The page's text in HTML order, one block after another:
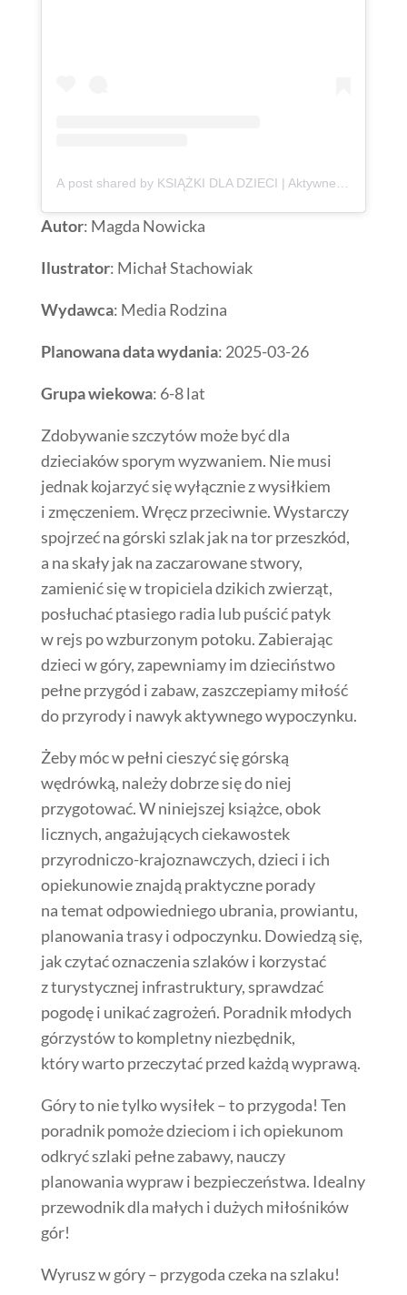
A post shared by KSIĄŻKI DLA DZIECI | Aktywne Czytanie | Anna Jankowska (@ksiazki_aktywneczytanie)
Autor: Magda Nowicka
Ilustrator: Michał Stachowiak
Wydawca: Media Rodzina
Planowana data wydania: 2025-03-26
Grupa wiekowa: 6-8 lat
Zdobywanie szczytów może być dla
dzieciaków sporym wyzwaniem. Nie musi
jednak kojarzyć się wyłącznie z wysiłkiem
i zmęczeniem. Wręcz przeciwnie. Wystarczy
spojrzeć na górski szlak jak na tor przeszkód,
a na skały jak na zaczarowane stwory,
zamienić się w tropiciela dzikich zwierząt,
posłuchać ptasiego radia lub puścić patyk
w rejs po wzburzonym potoku. Zabierając
dzieci w góry, zapewniamy im dzieciństwo
pełne przygód i zabaw, zaszczepiamy miłość
do przyrody i nawyk aktywnego wypoczynku.
Żeby móc w pełni cieszyć się górską
wędrówką, należy dobrze się do niej
przygotować. W niniejszej książce, obok
licznych, angażujących ciekawostek
przyrodniczo-krajoznawczych, dzieci i ich
opiekunowie znajdą praktyczne porady
na temat odpowiedniego ubrania, prowiantu,
planowania trasy i odpoczynku. Dowiedzą się,
jak czytać oznaczenia szlaków i korzystać
z turystycznej infrastruktury, sprawdzać
pogodę i unikać zagrożeń. Poradnik młodych
górzystów to kompletny niezbędnik,
który warto przeczytać przed każdą wyprawą.
Góry to nie tylko wysiłek – to przygoda! Ten
poradnik pomoże dzieciom i ich opiekunom
odkryć szlaki pełne zabawy, nauczy
planowania wypraw i bezpieczeństwa. Idealny
przewodnik dla małych i dużych miłośników
gór!
Wyrusz w góry – przygoda czeka na szlaku!